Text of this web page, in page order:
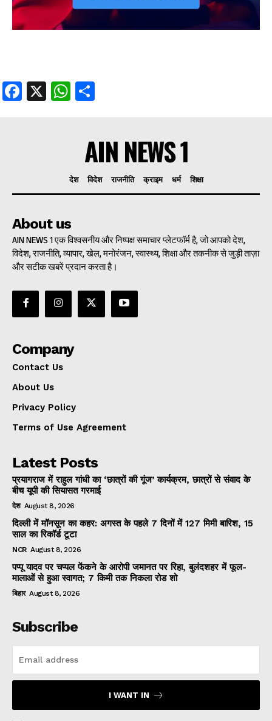
Facebook
X WhatsApp
AIN NEWS 1
देश विदेश राजनीति क्राइम धर्म शिक्षा
About us
AIN NEWS 1 एक विश्वसनीय और निष्पक्ष समाचार प्लेटफॉर्म है, जो आपको देश,
विदेश, राजनीति, व्यापार, खेल, मनोरंजन, स्वास्थ्य, शिक्षा और तकनीक से जुड़ी ताज़ा
और सटीक खबरें प्रदान करता है।
Company
Contact Us
About Us
Privacy Policy
Terms of Use Agreement
Latest Posts
प्रयागराज में राहुल गांधी का ‘छात्रों की गूंज’ कार्यक्रम, छात्रों से संवाद के
बीच यूपी की सियासत गरमाई
देश August 8, 2026
दिल्ली में मॉनसून का कहर: अगस्त के पहले 7 दिनों में 127 मिमी बारिश, 15
साल का रिकॉर्ड टूटा
NCR August 8, 2026
पप्पू यादव पर चप्पल फेंकने के आरोपी जमानत पर रिहा, बुलंदशहर में फूल-
मालाओं से हुआ स्वागत; 7 किमी तक निकला रोड शो
बिहार August 8, 2026
Subscribe
I WANT IN